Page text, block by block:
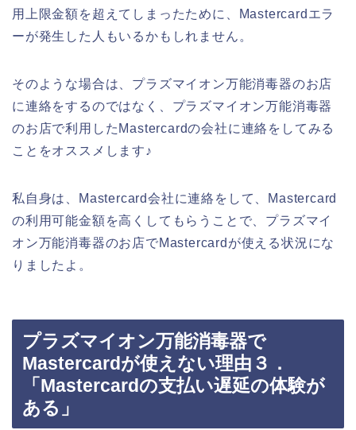
用上限金額を超えてしまったために、Mastercardエラ
ーが発生した人もいるかもしれません。
そのような場合は、プラズマイオン万能消毒器のお店
に連絡をするのではなく、プラズマイオン万能消毒器
のお店で利用したMastercardの会社に連絡をしてみる
ことをオススメします♪
私自身は、Mastercard会社に連絡をして、Mastercard
の利用可能金額を高くしてもらうことで、プラズマイ
オン万能消毒器のお店でMastercardが使える状況にな
りましたよ。
プラズマイオン万能消毒器で
Mastercardが使えない理由３．
「Mastercardの支払い遅延の体験が
ある」